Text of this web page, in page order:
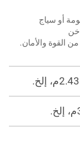
يتم تعزيزها بأذرع دعم على شكل V و ألواح شبكة ملحومة أو سياج
والأمان.